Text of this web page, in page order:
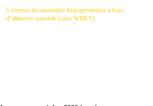
5 recettes de smoothies hyperprotéinés à base
d’aliments naturels (sans WHEY)